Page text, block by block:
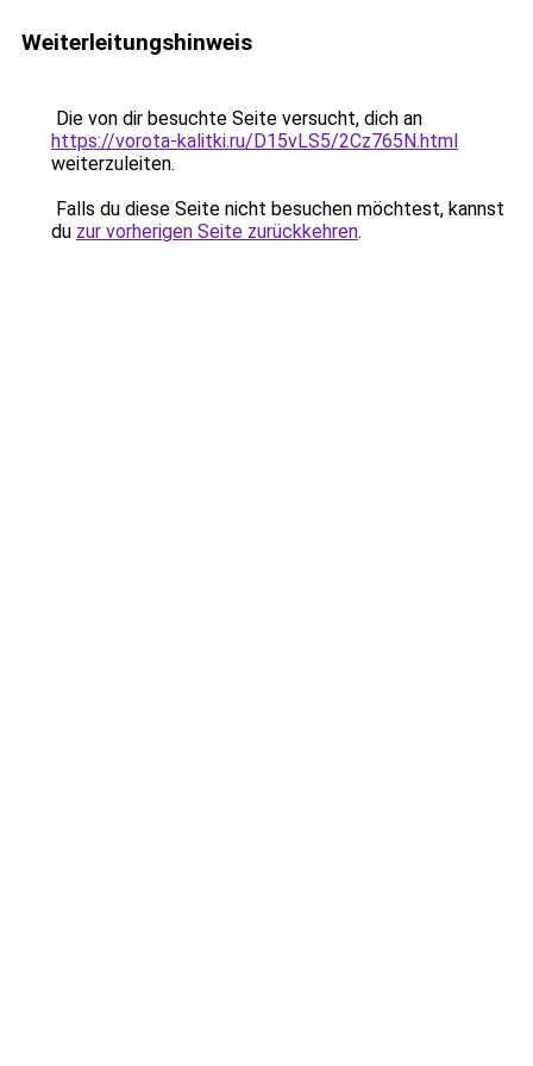
Weiterleitungshinweis
Die von dir besuchte Seite versucht, dich an
https://vorota-kalitki.ru/D15vLS5/2Cz765N.html
weiterzuleiten.
Falls du diese Seite nicht besuchen möchtest, kannst
du zur vorherigen Seite zurückkehren.